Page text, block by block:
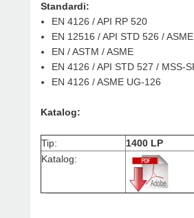
Standardi:
EN 4126 / API RP 520
EN 12516 / API STD 526 /
EN / ASTM / ASME
EN 4126 / API STD 527 / MSS-
EN 4126 / ASME UG-126
Katalog:
Tip:
1400 LP
Katalog: